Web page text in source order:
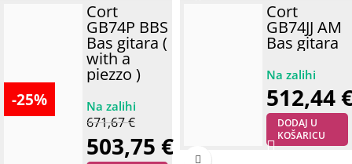
-25%
Cort
GB74P BBS
Bas gitara (
with a
piezzo )
671,67€
503,75 €
Cort
GB74JJ AM
Bas gitara
512,44
DODAJ U
KOŠARICU